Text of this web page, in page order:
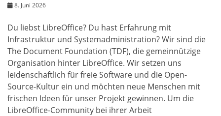
8. Juni 2026
Du liebst LibreOffice? Du hast Erfahrung mit
Infrastruktur und Systemadministration? Wir sind die
The Document Foundation (TDF), die gemeinnützige
Organisation hinter LibreOffice. Wir setzen uns
leidenschaftlich für freie Software und die Open-
Source-Kultur ein und möchten neue Menschen mit
frischen Ideen für unser Projekt gewinnen. Um die
LibreOffice-Community bei ihrer Arbeit